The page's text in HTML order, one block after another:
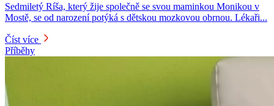
Sedmiletý Ríša, který žije společně se svou maminkou Monikou v
Mostě, se od narození potýká s dětskou mozkovou obrnou. Lékaři...
Číst více
Příběhy